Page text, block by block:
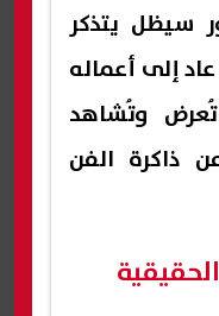
سيظل يتذكر
إلى أعماله
وتُشاهد
ذاكرة الفن